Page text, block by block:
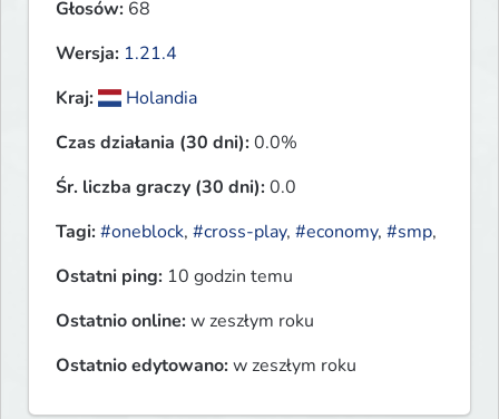
Głosów: 68
Wersja: 1.21.4
Kraj:
Holandia
Czas działania (30 dni):0.0%
Śr. liczba graczy (30 dni):0.0
Tagi:#oneblock, #cross-play, #economy, #smp,
Ostatni ping: 10 godzin temu
Ostatnio online:w zeszłym roku
Ostatnio edytowano:w zeszłym roku